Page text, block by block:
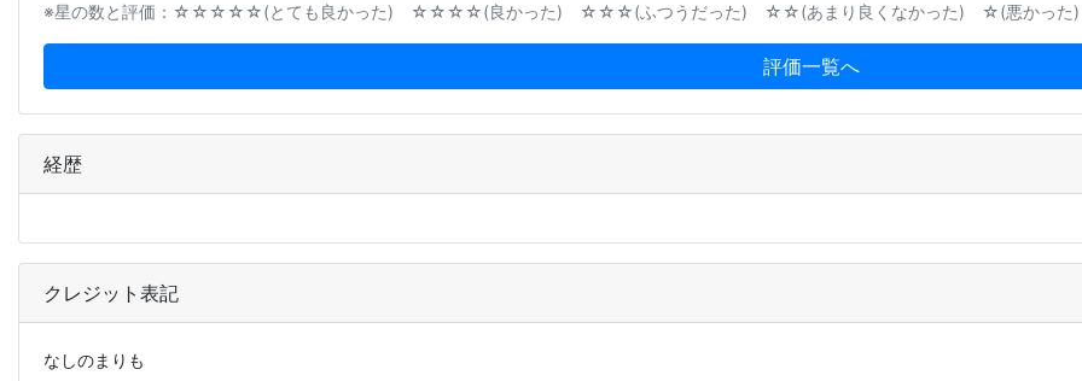
※星の数と評価：☆☆☆☆☆(とても良かった) ☆☆☆☆(良かった) ☆☆☆(ふつうだった) ☆☆(あまり良くなかった) ☆(悪かった)
評価一覧へ
経歴
クレジット表記
なしのまりも